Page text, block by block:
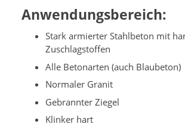
Anwendungsbereich:
Stark armierter Stahlbeton mit
Zuschlagstoffen
Alle Betonarten (auch Blaubeton)
Normaler Granit
Gebrannter Ziegel
Klinker hart